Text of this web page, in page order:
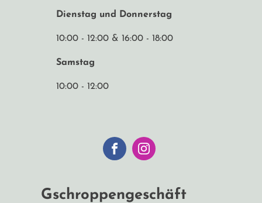
Dienstag und Donnerstag
10:00 - 12:00 & 16:00 - 18:00
Samstag
10:00 - 12:00
Gschroppengeschäft